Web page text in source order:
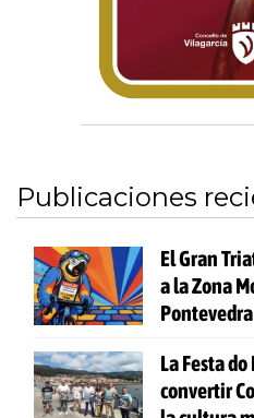
Publicaciones
El Gran
a la Zona
Pontevedra
La Festa
convertir